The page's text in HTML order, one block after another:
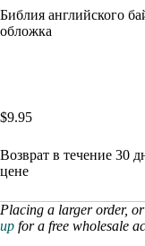
Библия английского
обложка
$9.95
Возврат в течение 30
цене
Placing a larger order,
up for a free wholesale